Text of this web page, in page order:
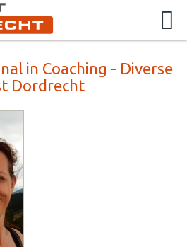
in Coaching - Diverse
Dordrecht